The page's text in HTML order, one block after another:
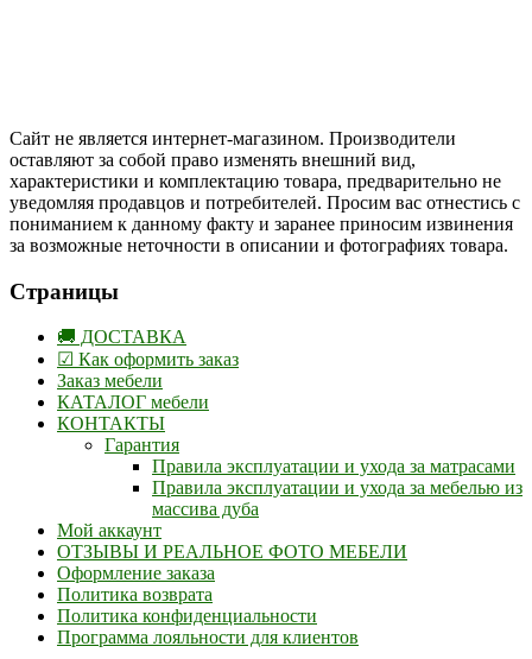
Сайт не является интернет-магазином. Производители
оставляют за собой право изменять внешний вид,
характеристики и комплектацию товара, предварительно не
уведомляя продавцов и потребителей. Просим вас отнестись с
пониманием к данному факту и заранее приносим извинения
за возможные неточности в описании и фотографиях товара.
Страницы
🚚 ДОСТАВКА
☑ Как оформить заказ
Заказ мебели
КАТАЛОГ мебели
КОНТАКТЫ
Гарантия
Правила эксплуатации и ухода за матрасами
Правила эксплуатации и ухода за мебелью из
массива дуба
Мой аккаунт
ОТЗЫВЫ И РЕАЛЬНОЕ ФОТО МЕБЕЛИ
Оформление заказа
Политика возврата
Политика конфиденциальности
Программа лояльности для клиентов